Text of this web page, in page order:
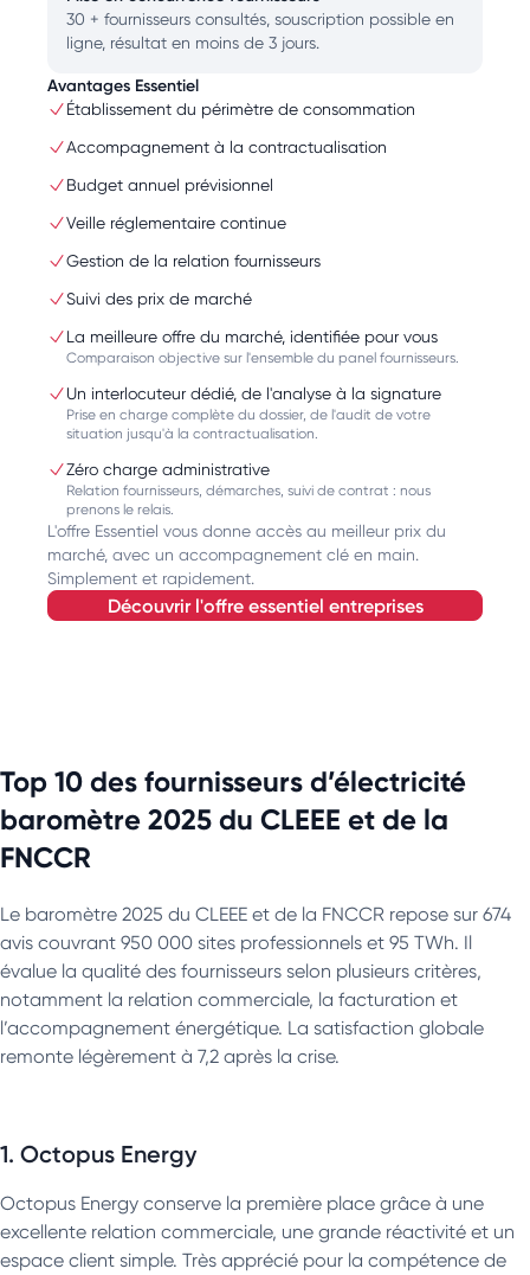
30 + fournisseurs consultés, souscription possible en
ligne, résultat en moins de 3 jours.
Avantages Essentiel
Établissement du périmètre de consommation
Accompagnement à la contractualisation
Budget annuel prévisionnel
Veille réglementaire continue
Gestion de la relation fournisseurs
Suivi des prix de marché
La meilleure offre du marché, identifiée pour vous
Comparaison objective sur l'ensemble du panel fournisseurs.
Un interlocuteur dédié, de l'analyse à la signature
Prise en charge complète du dossier, de l'audit de votre
situation jusqu'à la contractualisation.
Zéro charge administrative
Relation fournisseurs, démarches, suivi de contrat : nous
prenons le relais.
L'offre Essentiel vous donne accès au meilleur prix du
marché, avec un accompagnement clé en main.
Simplement et rapidement.
découvrir l'offre essentiel entreprises
Top 10 des fournisseurs d’électricité
baromètre 2025 du CLEEE et de la
FNCCR
Le baromètre 2025 du CLEEE et de la FNCCR repose sur 674
avis couvrant 950 000 sites professionnels et 95 TWh. Il
évalue la qualité des fournisseurs selon plusieurs critères,
notamment la relation commerciale, la facturation et
l’accompagnement énergétique. La satisfaction globale
remonte légèrement à 7,2 après la crise.
1. Octopus Energy
Octopus Energy conserve la première place grâce à une
excellente relation commerciale, une grande réactivité et un
espace client simple. Très apprécié pour la compétence de